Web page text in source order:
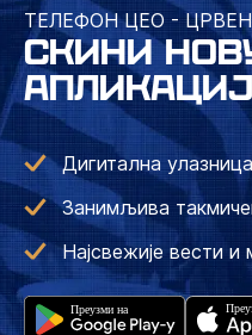
ТЕЛЕФОН ЦЕО -
СКИНИ
Дигитална
Занимљива
Најсвежије вести и